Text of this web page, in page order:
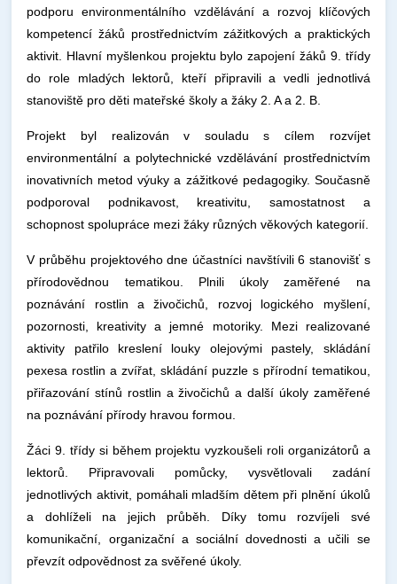
podporu environmentálního vzdělávání a rozvoj klíčových
kompetencí žáků prostřednictvím zážitkových a praktických
aktivit. Hlavní myšlenkou projektu bylo zapojení žáků 9. třídy
do role mladých lektorů, kteří připravili a vedli jednotlivá
stanoviště pro děti mateřské školy a žáky 2. A a 2. B.
Projekt byl realizován v souladu s cílem rozvíjet
environmentální a polytechnické vzdělávání prostřednictvím
inovativních metod výuky a zážitkové pedagogiky. Současně
podporoval podnikavost, kreativitu, samostatnost a
schopnost spolupráce mezi žáky různých věkových kategorií.
V průběhu projektového dne účastníci navštívili 6 stanovišť s
přírodovědnou tematikou. Plnili úkoly zaměřené na
poznávání rostlin a živočichů, rozvoj logického myšlení,
pozornosti, kreativity a jemné motoriky. Mezi realizované
aktivity patřilo kreslení louky olejovými pastely, skládání
pexesa rostlin a zvířat, skládání puzzle s přírodní tematikou,
přiřazování stínů rostlin a živočichů a další úkoly zaměřené
na poznávání přírody hravou formou.
Žáci 9. třídy si během projektu vyzkoušeli roli organizátorů a
lektorů. Připravovali pomůcky, vysvětlovali zadání
jednotlivých aktivit, pomáhali mladším dětem při plnění úkolů
a dohlíželi na jejich průběh. Díky tomu rozvíjeli své
komunikační, organizační a sociální dovednosti a učili se
převzít odpovědnost za svěřené úkoly.